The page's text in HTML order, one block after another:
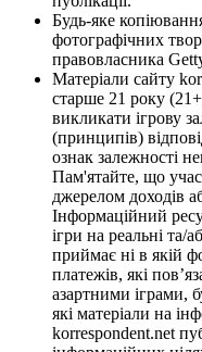
Будь-яке
фотографічних
правовласника
Матеріали сайту
старше 21 року
викликати ігрову
(принципів)
ознак залежності
Пам'ятайте, що
джерелом доходів
Інформаційний
ігри на реальні та/
приймає ні в якій
платежів, які
азартними іграми,
які матеріали на
korrespondent.net